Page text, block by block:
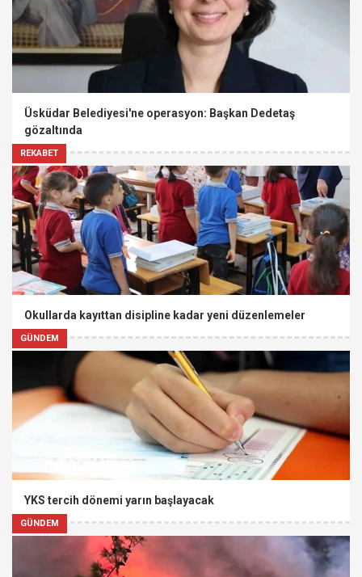
REKABET
Üsküdar Belediyesi'ne operasyon: Başkan Dedetaş
gözaltında
GÜNDEM
Okullarda kayıttan disipline kadar yeni düzenlemeler
GÜNDEM
YKS tercih dönemi yarın başlayacak